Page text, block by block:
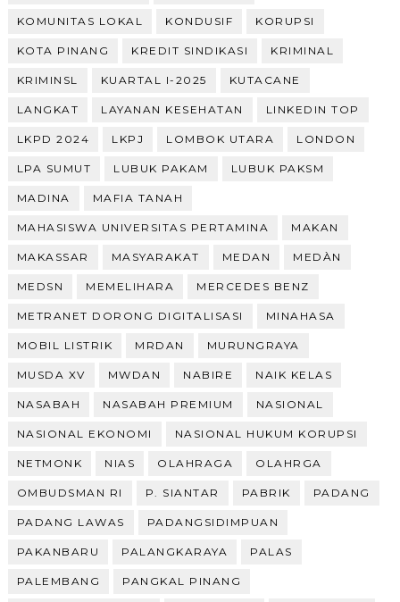
KOMUNITAS LOKAL KONDUSIF KORUPSI
KOTA PINANG KREDIT SINDIKASI KRIMINAL
KRIMINSL KUARTAL I-2025 KUTACANE
LANGKAT LAYANAN KESEHATAN LINKEDIN TOP
LKPD 2024 LKPJ LOMBOK UTARA LONDON
LPA SUMUT LUBUK PAKAM LUBUK PAKSM
MADINA MAFIA TANAH
MAHASISWA UNIVERSITAS PERTAMINA MAKAN
MAKASSAR MASYARAKAT MEDAN MEDÀN
MEDSN MEMELIHARA MERCEDES BENZ
METRANET DORONG DIGITALISASI MINAHASA
MOBIL LISTRIK MRDAN MURUNGRAYA
MUSDA XV MWDAN NABIRE NAIK KELAS
NASABAH NASABAH PREMIUM NASIONAL
NASIONAL EKONOMI NASIONAL HUKUM KORUPSI
NETMONK NIAS OLAHRAGA OLAHRGA
OMBUDSMAN RI P. SIANTAR PABRIK PADANG
PADANG LAWAS PADANGSIDIMPUAN
PAKANBARU PALANGKARAYA PALAS
PALEMBANG PANGKAL PINANG